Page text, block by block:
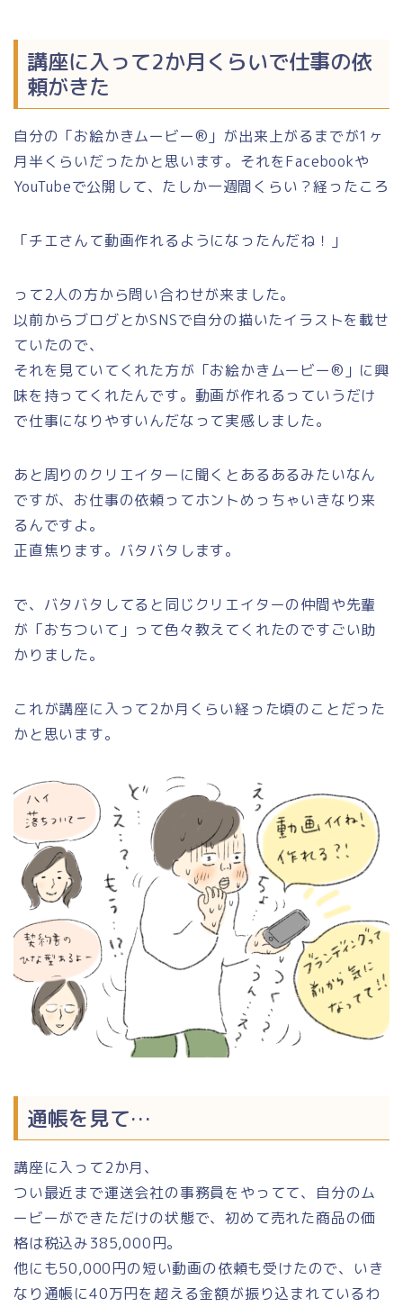
講座に入って2か月くらいで仕事の依
頼がきた
自分の「お絵かきムービー®︎」が出来上がるまでが1ヶ
月半くらいだったかと思います。それをFacebookや
YouTubeで公開して、たしか一週間くらい？経ったころ
「チエさんて動画作れるようになったんだね！」
って2人の方から問い合わせが来ました。
以前からブログとかSNSで自分の描いたイラストを載せ
ていたので、
それを見ていてくれた方が「お絵かきムービー®︎」に興
味を持ってくれたんです。動画が作れるっていうだけ
で仕事になりやすいんだなって実感しました。
あと周りのクリエイターに聞くとあるあるみたいなん
ですが、お仕事の依頼ってホントめっちゃいきなり来
るんですよ。
正直焦ります。バタバタします。
で、バタバタしてると同じクリエイターの仲間や先輩
が「おちついて」って色々教えてくれたのですごい助
かりました。
これが講座に入って2か月くらい経った頃のことだった
かと思います。
通帳を見て…
講座に入って2か月、
つい最近まで運送会社の事務員をやってて、自分のム
ービーができただけの状態で、初めて売れた商品の価
格は税込み385,000円。
他にも50,000円の短い動画の依頼も受けたので、いき
なり通帳に40万円を超える金額が振り込まれているわ